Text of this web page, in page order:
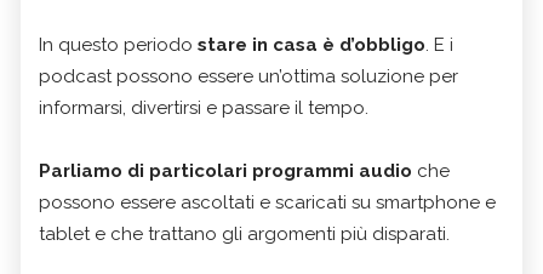
In questo periodo stare in casa è d’obbligo. E i
podcast possono essere un’ottima soluzione per
informarsi, divertirsi e passare il tempo.
Parliamo di particolari programmi audio che
possono essere ascoltati e scaricati su smartphone e
tablet e che trattano gli argomenti più disparati.